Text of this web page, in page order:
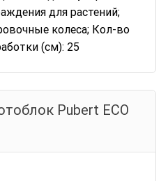
для растений;
колеса; Кол-во
(см): 25
Pubert ECO